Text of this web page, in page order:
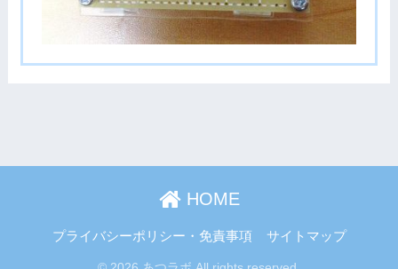
HOME
プライバシーポリシー・免責事項 サイトマップ